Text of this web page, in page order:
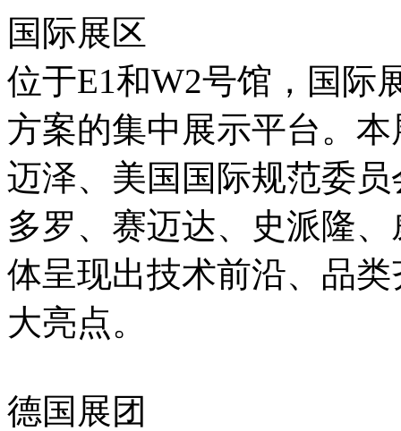
国际展区
位于E1和W2号馆，国际
方案的集中展示平台。本
迈泽、美国国际规范委
多罗、赛迈达、史派隆
体呈现出技术前沿、品
大亮点。
德国展团